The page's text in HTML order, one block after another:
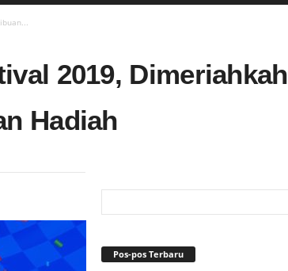
2019, Dimeriahkah
Hadiah
Pos-pos Terbaru